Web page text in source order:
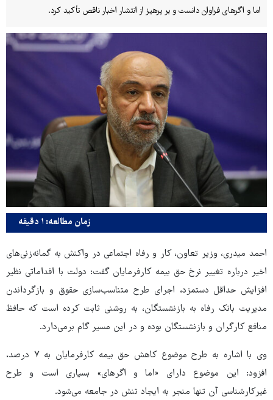
اما و اگرهای فراوان دانست و بر پرهیز از انتشار اخبار ناقص تأکید کرد.
زمان مطالعه: ۱ دقیقه
احمد میدری، وزیر تعاون، کار و رفاه اجتماعی در واکنش به گمانه‌زنی‌های
اخیر درباره تغییر نرخ حق بیمه کارفرمایان گفت: دولت با اقداماتی نظیر
افزایش حداقل دستمزد، اجرای طرح متناسب‌سازی حقوق و بازگرداندن
مدیریت بانک رفاه به بازنشستگان، به روشنی ثابت کرده است که حافظ
منافع کارگران و بازنشستگان بوده و در این مسیر گام برمی‌دارد.
وی با اشاره به طرح موضوع کاهش حق بیمه کارفرمایان به ۷ درصد،
افزود: این موضوع دارای «اما و اگرهای» بسیاری است و طرح
غیرکارشناسی آن تنها منجر به ایجاد تنش در جامعه می‌شود.